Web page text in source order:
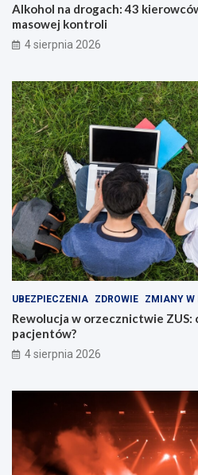
Alkohol na drogach: 43
masowej kontroli
4 sierpnia 2026
UBEZPIECZENIA ZDROWIE ZMIANY W
Rewolucja w orzecznictwie ZUS:
pacjentów?
4 sierpnia 2026